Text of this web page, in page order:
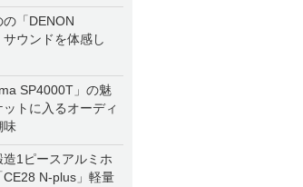
の「DENON
サウンドを体感し
SP4000T」の魅
ットに入るオーディ
味
造1ピースアルミホ
CE28 N-plus」軽量